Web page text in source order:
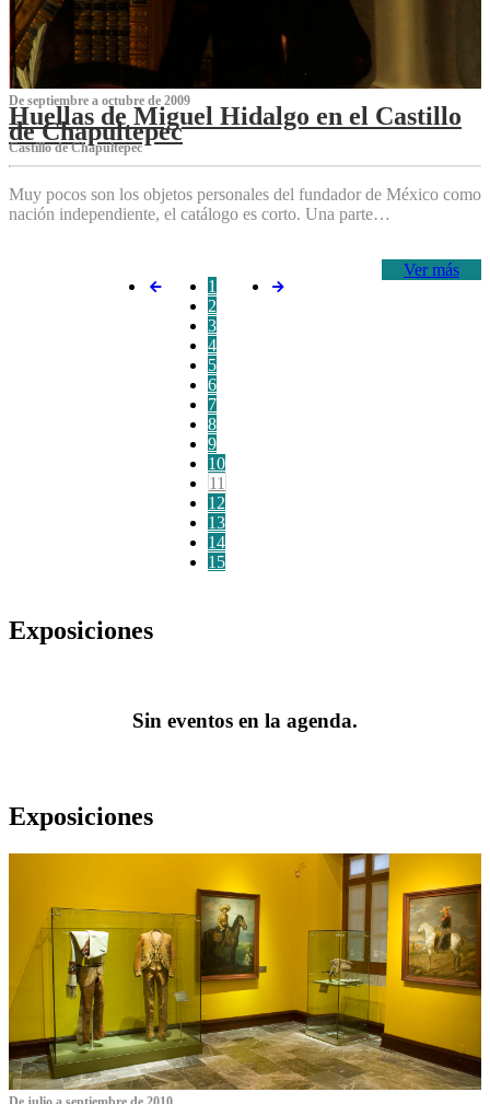
De septiembre a octubre de 2009
Huellas de Miguel Hidalgo en el Castillo
de Chapultepec
Castillo de Chapultepec
Muy pocos son los objetos personales del fundador de México como
nación independiente, el catálogo es corto. Una parte…
Ver más
1
2
3
4
5
6
7
8
9
10
11
12
13
14
15
Exposiciones
Sin eventos en la agenda.
Exposiciones